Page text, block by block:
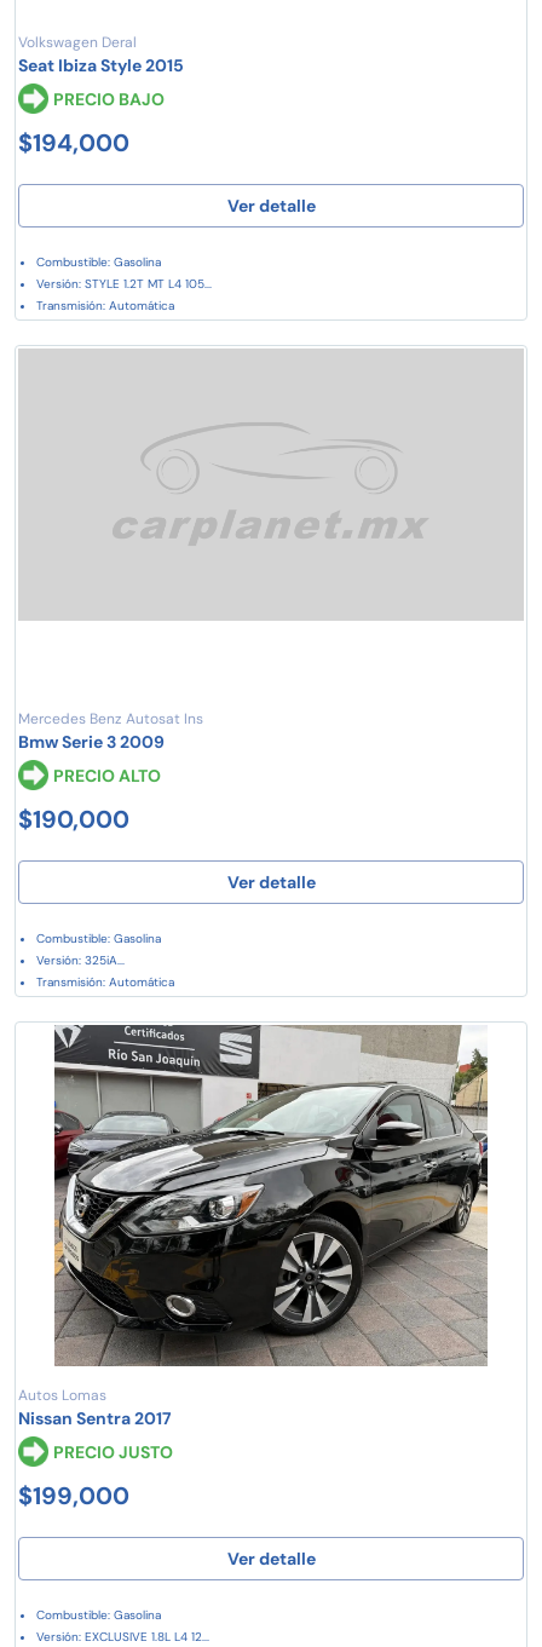
Volkswagen Deral
Seat Ibiza Style 2015
PRECIO BAJO
$194,000
Ver detalle
Combustible: Gasolina
Versión: STYLE 1.2T MT L4 105...
Transmisión: Automática
Mercedes Benz Autosat Ins
Bmw Serie 3 2009
PRECIO ALTO
$190,000
Ver detalle
Combustible: Gasolina
Versión: 325iA...
Transmisión: Automática
Autos Lomas
Nissan Sentra 2017
PRECIO JUSTO
$199,000
Ver detalle
Combustible: Gasolina
Versión: EXCLUSIVE 1.8L L4 12...